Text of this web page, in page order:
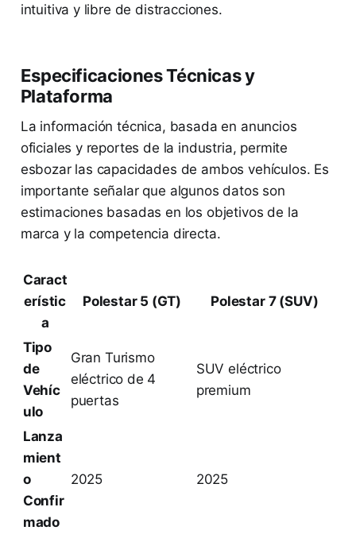
intuitiva y libre de distracciones.
Especificaciones Técnicas y
Plataforma
La información técnica, basada en anuncios
oficiales y reportes de la industria, permite
esbozar las capacidades de ambos vehículos. Es
importante señalar que algunos datos son
estimaciones basadas en los objetivos de la
marca y la competencia directa.
Caract
erístic
a
Polestar 5 (GT) Polestar 7 (SUV)
Tipo
de
Vehíc
ulo
Gran Turismo
eléctrico de 4
puertas
SUV eléctrico
premium
Lanza
mient
o
Confir
mado
2025 2025